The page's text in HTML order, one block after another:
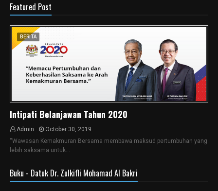
Featured Post
BERITA
Intipati Belanjawan Tahun 2020
Admin
October 30, 2019
“Wawasan Kemakmuran Bersama membawa maksud pertumbuhan yang
lebih saksama untuk…
Buku - Datuk Dr. Zulkifli Mohamad Al Bakri